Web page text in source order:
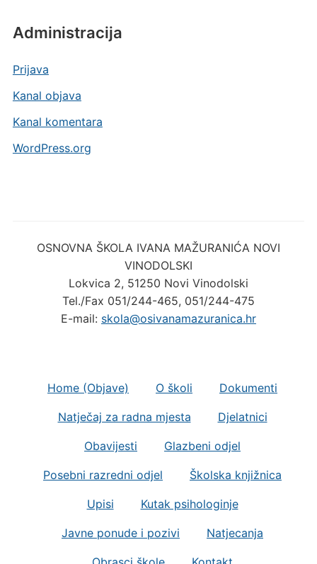
Administracija
Prijava
Kanal objava
Kanal komentara
WordPress.org
OSNOVNA ŠKOLA IVANA MAŽURANIĆA NOVI
VINODOLSKI
Lokvica 2, 51250 Novi Vinodolski
Tel./Fax 051/244-465, 051/244-475
E-mail: skola@osivanamazuranica.hr
Home (Objave) O školi Dokumenti
Natječaj za radna mjesta Djelatnici
Obavijesti Glazbeni odjel
Posebni razredni odjel Školska knjižnica
Upisi Kutak psihologinje
Javne ponude i pozivi Natjecanja